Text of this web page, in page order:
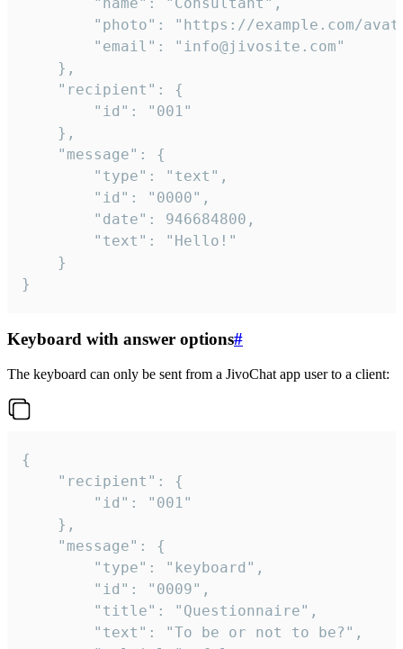
}
Keyboard with answer options#
The keyboard can only be sent from a JivoChat app user to a client:
{